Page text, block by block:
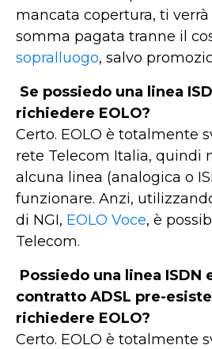
mancata copertura, ti
somma pagata tranne il
sopralluogo, salvo
Se possiedo una linea
richiedere EOLO?
Certo. EOLO è totalmente
rete Telecom Italia, quindi
alcuna linea (analogica o
funzionare. Anzi,
di NGI, EOLO Voce, è
Telecom.
Possiedo una linea ISDN
contratto ADSL pre-
richiedere EOLO?
Certo. EOLO è totalmente